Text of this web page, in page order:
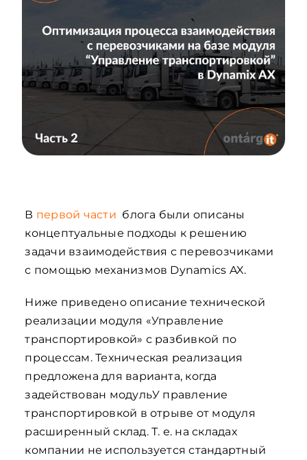
В первой части блога были описаны
концептуальные подходы к решению
задачи взаимодействия с перевозчиками
с помощью механизмов Dynamics AX.
Ниже приведено описание технической
реализации модуля «Управление
транспортировкой» с разбивкой по
процессам. Техническая реализация
предложена для варианта, когда
задействован модульУ правление
транспортировкой в отрыве от модуля
расширенный склад. Т. е. на складах
компании не используется стандартный